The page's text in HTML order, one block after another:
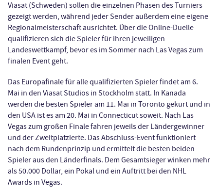
Viasat (Schweden) sollen die einzelnen Phasen des Turniers
gezeigt werden, während jeder Sender außerdem eine eigene
Regionalmeisterschaft ausrichtet. Über die Online-Duelle
qualifizieren sich die Spieler für ihren jeweiligen
Landeswettkampf, bevor es im Sommer nach Las Vegas zum
finalen Event geht.
Das Europafinale für alle qualifizierten Spieler findet am 6.
Mai in den Viasat Studios in Stockholm statt. In Kanada
werden die besten Spieler am 11. Mai in Toronto gekürt und in
den USA ist es am 20. Mai in Connecticut soweit. Nach Las
Vegas zum großen Finale fahren jeweils der Ländergewinner
und der Zweitplatzierte. Das Abschluss-Event funktioniert
nach dem Rundenprinzip und ermittelt die besten beiden
Spieler aus den Länderfinals. Dem Gesamtsieger winken mehr
als 50.000 Dollar, ein Pokal und ein Auftritt bei den NHL
Awards in Vegas.